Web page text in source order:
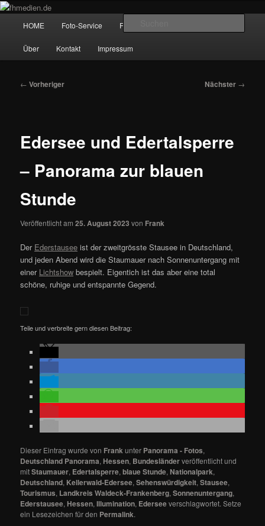
Zum
springenfhmedien.de
Wir fotografieren die Hauptstadt!
HOME Foto-Service Foto-Workshops
Über Kontakt Impressum
Beitragsnavigation
← Vorheriger Nächster →
Edersee und Edertalsperre
– Panorama zur blauen
Stunde
Veröffentlicht am25. August 2023 von Frank
Der Ederstausee ist der zweitgrösste Stausee in Deutschland,
und jeden Abend wird die Staumauer nach Sonnenuntergang mit
einer Lichtshow bespielt. Eigentich ist das aber eine total
schöne, ruhige und entspannte Gegend.
Teile und verbreite gern diesen Beitrag:
Dieser Eintrag wurde von Frankunter Panorama - Fotos,
Deutschland Panorama, Hessen, Bundesländerveröffentlicht und
mitStaumauer, Edertalsperre,blaue Stunde, Nationalpark,
Deutschland, Kellerwald-Edersee,Sehenswürdigkeit,Stausee,
Tourismus, Landkreis Waldeck-Frankenberg,Sonnenuntergang,
Ederstausee, Hessen,Illumination, Ederseeverschlagwortet. Setze
ein Lesezeichen für den Permalink.